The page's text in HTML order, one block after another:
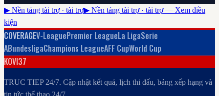
▶ Nền tảng tài trợ · tài trợ▶ Nền tảng tài trợ · tài trợ — Xem điều
kiện
COVERAGEV-LeaguePremier LeagueLa LigaSerie
ABundesligaChampions LeagueAFF CupWorld Cup
KOVI37
TRUC TIEP 24/7. Cập nhật kết quả, lịch thi đấu, bảng xếp hạng và